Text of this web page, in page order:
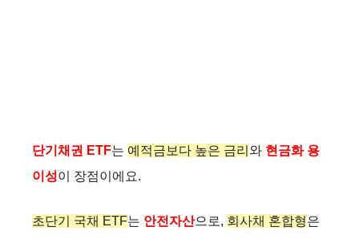
단기채권 ETF는 예적금보다 높은 금리 와 현금화 용
이성이 장점이에요.
초단기 국채 ETF는 안전자산으로, 회사채 혼합형은